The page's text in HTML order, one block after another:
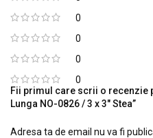
0
0
0
0
Fii primul care scrii o recenzie
Lunga NO-0826 / 3 x 3" Stea”
Adresa ta de email nu va fi